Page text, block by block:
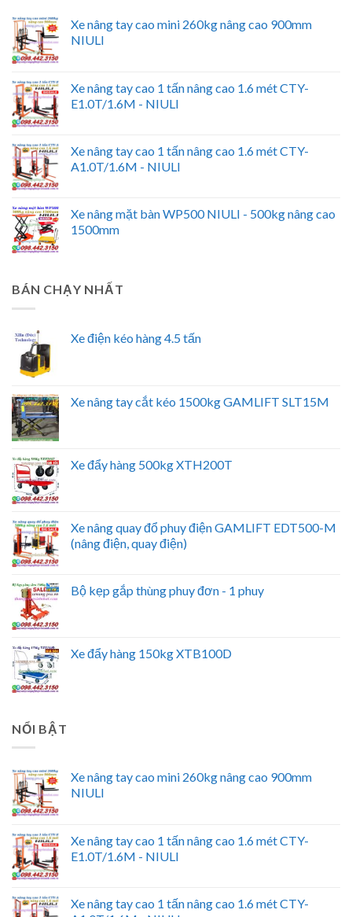
Xe nâng tay cao mini 260kg nâng cao 900mm
NIULI
Xe nâng tay cao 1 tấn nâng cao 1.6 mét CTY-
E1.0T/1.6M - NIULI
Xe nâng tay cao 1 tấn nâng cao 1.6 mét CTY-
A1.0T/1.6M - NIULI
Xe nâng mặt bàn WP500 NIULI - 500kg nâng cao
1500mm
BÁN CHẠY NHẤT
Xe điện kéo hàng 4.5 tấn
Xe nâng tay cắt kéo 1500kg GAMLIFT SLT15M
Xe đẩy hàng 500kg XTH200T
Xe nâng quay đổ phuy điện GAMLIFT EDT500-M
(nâng điện, quay điện)
Bộ kẹp gắp thùng phuy đơn - 1 phuy
Xe đẩy hàng 150kg XTB100D
NỔI BẬT
Xe nâng tay cao mini 260kg nâng cao 900mm
NIULI
Xe nâng tay cao 1 tấn nâng cao 1.6 mét CTY-
E1.0T/1.6M - NIULI
Xe nâng tay cao 1 tấn nâng cao 1.6 mét CTY-